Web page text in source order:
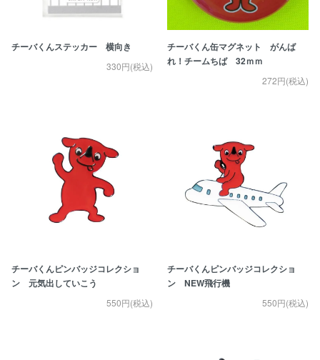
チーバくんステッカー 横向き
330円(税込)
チーバくん缶マグネット がんば
れ！チームちば 32ｍｍ
272円(税込)
チーバくんピンバッジコレクショ
ン 元気出していこう
550円(税込)
チーバくんピンバッジコレクショ
ン NEW飛行機
550円(税込)